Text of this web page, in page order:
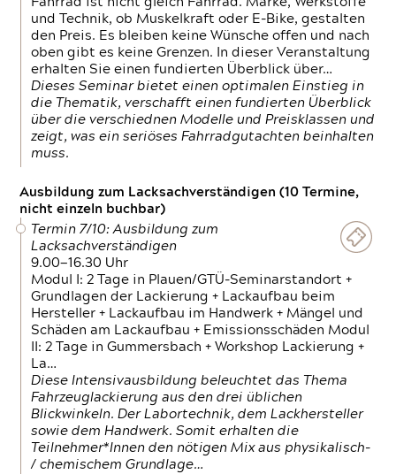
und Technik, ob Muskelkraft oder E-Bike, gestalten
den Preis. Es bleiben keine Wünsche offen und nach
oben gibt es keine Grenzen. In dieser Veranstaltung
erhalten Sie einen fundierten Überblick über…
Dieses Seminar bietet einen optimalen Einstieg in
die Thematik, verschafft einen fundierten Überblick
über die verschiednen Modelle und Preisklassen und
zeigt, was ein seriöses Fahrradgutachten beinhalten
muss.
Ausbildung zum Lacksachverständigen (10 Termine,
nicht einzeln buchbar)
Termin 7/10: Ausbildung zum
Lacksachverständigen
9.00—16.30 Uhr
Modul I: 2 Tage in Plauen/GTÜ-Seminarstandort +
Grundlagen der Lackierung + Lackaufbau beim
Hersteller + Lackaufbau im Handwerk + Mängel und
Schäden am Lackaufbau + Emissionsschäden Modul
II: 2 Tage in Gummersbach + Workshop Lackierung +
La…
Diese Intensivausbildung beleuchtet das Thema
Fahrzeuglackierung aus den drei üblichen
Blickwinkeln. Der Labortechnik, dem Lackhersteller
sowie dem Handwerk. Somit erhalten die
Teilnehmer*Innen den nötigen Mix aus physikalisch-
/ chemischem Grundlage…